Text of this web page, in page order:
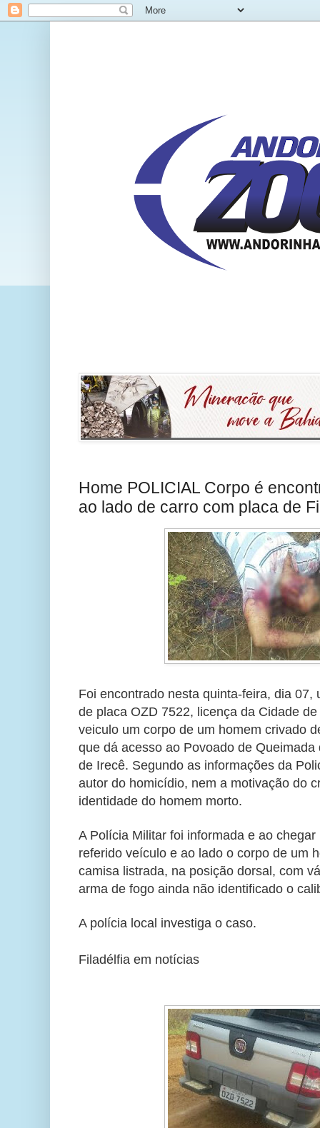
Home POLICIAL Corpo é
ao lado de carro com placa de
Foi encontrado nesta quinta-feira, dia 07,
de placa OZD 7522, licença da Cidade
veiculo um corpo de um homem crivado
que dá acesso ao Povoado de
de Irecê. Segundo as informações da
autor do homicídio, nem a motivação do
identidade do homem morto.
A Polícia Militar foi informada e ao
referido veículo e ao lado o corpo de um
camisa listrada, na posição dorsal, com
arma de fogo ainda não identificado o
A polícia local investiga o caso.
Filadélfia em notícias